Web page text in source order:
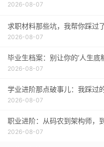
2026-08-07
求职材料那些坑，我帮你踩过
2026-08-07
毕业生档案：别让你的‘人生底
2026-08-07
学业进阶那点破事儿：我踩过
2026-08-07
职业进阶：从码农到架构师，
2026-08-07